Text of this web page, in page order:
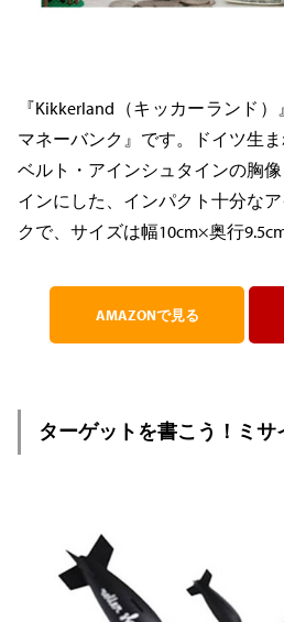
『Kikkerland（キッカーランド
マネーバンク』です。ドイツ生
ベルト・アインシュタインの胸
インにした、インパクト十分な
クで、サイズは幅10cm×奥行
AMAZONで見る
ターゲットを書こう！ミサ